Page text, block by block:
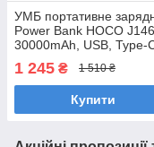
УМБ портативне
Power Bank HOCO
30000mAh, USB, Type-
вбудованими
чорний
1 245 ₴ 1 510 ₴
Купити